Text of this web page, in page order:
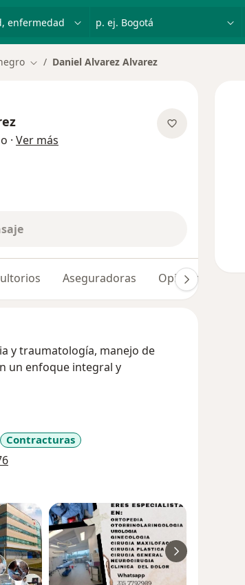
p. ej. Bogotá
Cambiar de ciudad
Daniel Alvarez Alvarez
· Ver más
Aseguradoras Opiniones (6)
y traumatología, manejo de
un enfoque integral y
Contracturas
a11y_sr_more_diseases